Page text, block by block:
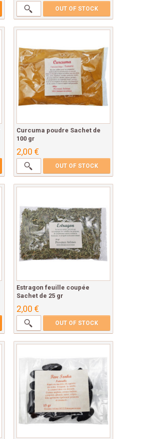
OUT OF STOCK
Curcuma poudre Sachet de
100 gr
2,00 €
OUT OF STOCK
Estragon feuille coupée
Sachet de 25 gr
2,00 €
OUT OF STOCK